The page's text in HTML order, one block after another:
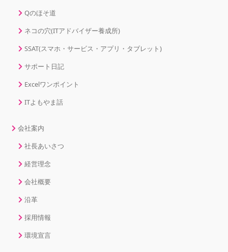
Qのほそ道
ネコの穴(ITアドバイザー養成所)
SSAT(スマホ・サービス・アプリ・タブレット)
サポート日記
Excelワンポイント
ITよもやま話
会社案内
社長あいさつ
経営理念
会社概要
沿革
採用情報
環境宣言